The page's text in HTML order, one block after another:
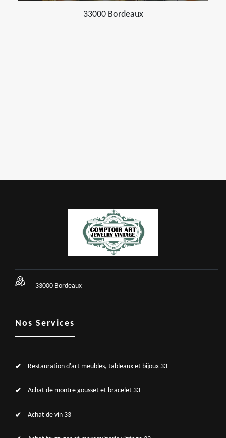
33000 Bordeaux
33000 Bordeaux
Nos Services
Restauration d'art meubles, tableaux et bijoux 33
Achat de montre gousset et bracelet 33
Achat de vin 33